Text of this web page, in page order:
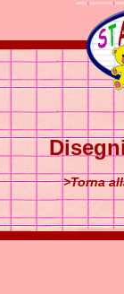
>Torna